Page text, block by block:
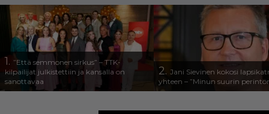
1. ”Että semmonen sirkus” – TTK-
kilpailijat julkistettiin ja kansalla on
sanottavaa
2. Jani Sievinen kokosi
yhteen – ”Minun suurin